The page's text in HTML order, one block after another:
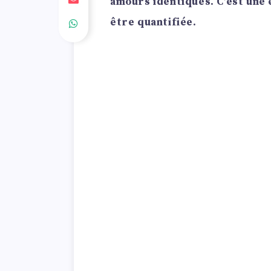
être quantifiée.